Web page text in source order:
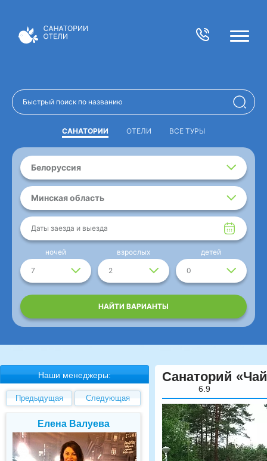
САНАТОРИИ ОТЕЛИ ВСЕ ТУРЫ
Белоруссия
Минская область
Даты заезда и выезда
7
ночей
2
взрослых
0
детей
НАЙТИ ВАРИАНТЫ
Наши менеджеры:
Предыдущая Следующая
Елена Валуева Светлана
Санаторий
6.9